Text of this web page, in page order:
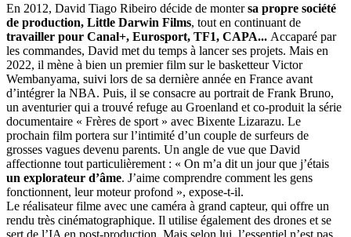
En 2012, David Tiago Ribeiro décide de montersa propre société
de production, Little Darwin Films, tout en continuant de
travailler pour Canal+, Eurosport, TF1, CAPA... Accaparé par
les commandes, David met du temps à lancer ses projets. Mais en
2022, il mène à bien un premier film sur le basketteur Victor
Wembanyama, suivi lors de sa dernière année en France avant
d’intégrer la NBA. Puis, il se consacre au portrait de Frank Bruno,
un aventurier qui a trouvé refuge au Groenland et co-produit la série
documentaire « Frères de sport » avec Bixente Lizarazu. Le
prochain film portera sur l’intimité d’un couple de surfeurs de
grosses vagues devenu parents. Un angle de vue que David
affectionne tout particulièrement : « On m’a dit un jour que j’étais
un explorateur d’âme. J’aime comprendre comment les gens
fonctionnent, leur moteur profond », expose-t-il.
Le réalisateur filme avec une caméra à grand capteur, qui offre un
rendu très cinématographique. Il utilise également des drones et se
sert de l’IA en post-production. Mais selon lui, l’essentiel n’est pas